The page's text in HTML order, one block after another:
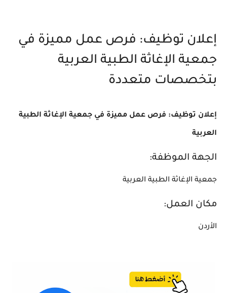
إعلان توظيف: فرص عمل مميزة في
جمعية الإغاثة الطبية العربية
بتخصصات متعددة
إعلان توظيف: فرص عمل مميزة في جمعية الإغاثة الطبية
العربية
الجهة الموظفة:
جمعية الإغاثة الطبية العربية
مكان العمل:
الأردن